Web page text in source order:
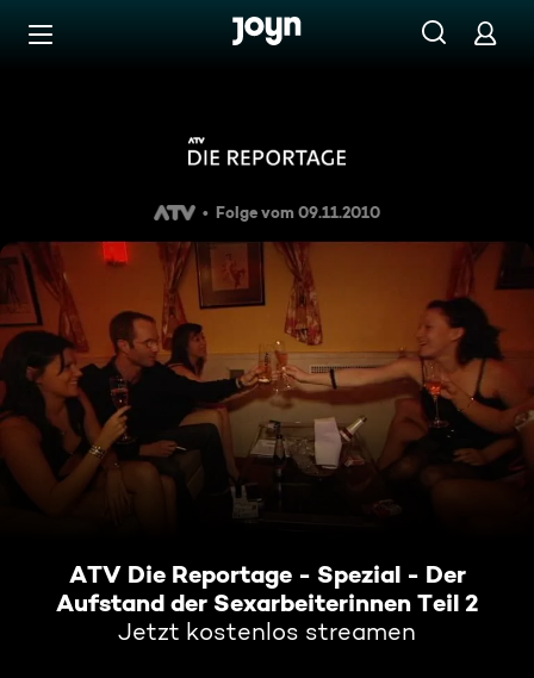
Zum Inhalt springen
Folge vom 09.11.2010
ATV Die Reportage - Spezial - Der
Aufstand der Sexarbeiterinnen Teil 2
Jetzt kostenlos streamen